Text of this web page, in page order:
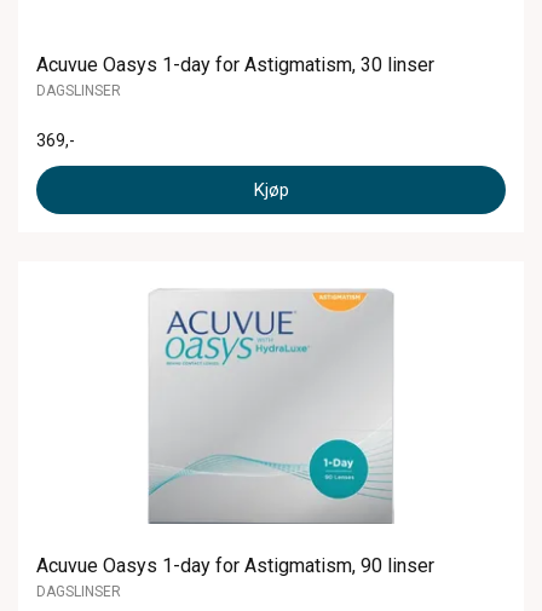
Acuvue Oasys 1-day for Astigmatism, 30 linser
DAGSLINSER
369,-
Kjøp
Acuvue Oasys 1-day for Astigmatism, 90 linser
DAGSLINSER